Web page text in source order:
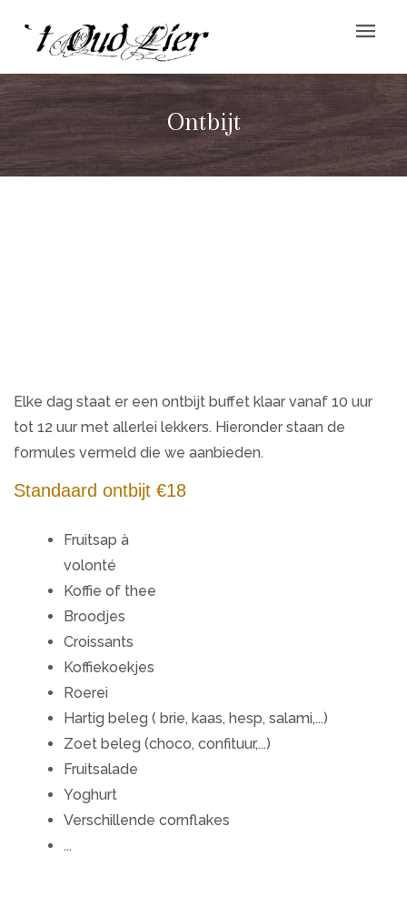
Ontbijt
Elke dag staat er een ontbijt buffet klaar vanaf 10 uur
tot 12 uur met allerlei lekkers. Hieronder staan de
formules vermeld die we aanbieden.
Standaard ontbijt €18
Fruitsap à
volonté
Koffie of thee
Broodjes
Croissants
Koffiekoekjes
Roerei
Hartig beleg ( brie, kaas, hesp, salami,...)
Zoet beleg (choco, confituur,...)
Fruitsalade
Yoghurt
Verschillende cornflakes
...